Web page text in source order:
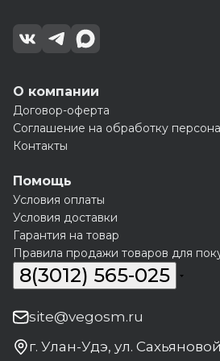
О компании
Договор-оферта
Соглашение на обработку
Контакты
Помощь
Условия оплаты
Условия доставки
Гарантия на товар
Правила продажи товаров для
8(3012) 565-025
site@vegosm.ru
г. Улан-Удэ, ул.